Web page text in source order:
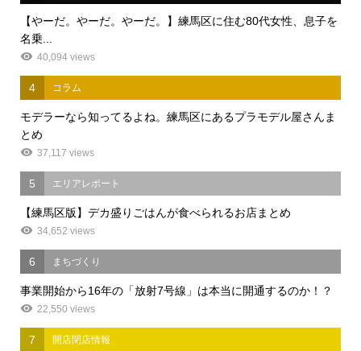
【やーだ。やーだ。やーだ。】練馬区に住む80代女性、息子を
名乗...
40,094 views
4 コラム
モデラーなら知ってるよね。練馬区にあるプラモデル屋さんま
とめ
37,117 views
5 エリアレポート
【練馬区版】デカ盛りごはんが食べられるお店まとめ
34,652 views
6 まちづくり
事業開始から16年の「放射7号線」は本当に開通するのか！？
22,550 views
7 開店閉店情報